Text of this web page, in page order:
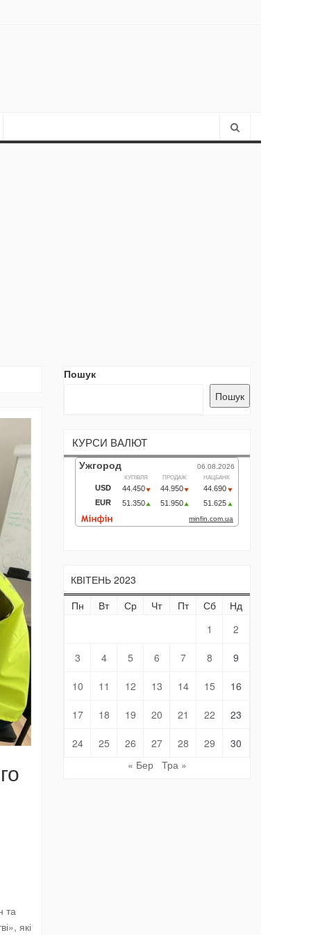
та
які
Пошук
Пошук
КУРСИ ВАЛЮТ
КВІТЕНЬ 2023
Пн
Вт Ср Чт Пт Сб
Нд
1
2
3 4 5 6 7 8 9
10 11 12 13 14 15 16
17 18 19 20 21 22 23
24 25 26 27 28 29
30
« Бер
Тра »